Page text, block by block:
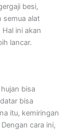
besi,
semua alat
ini akan
lancar.
bisa
bisa
itu, kemiringan
cara ini,